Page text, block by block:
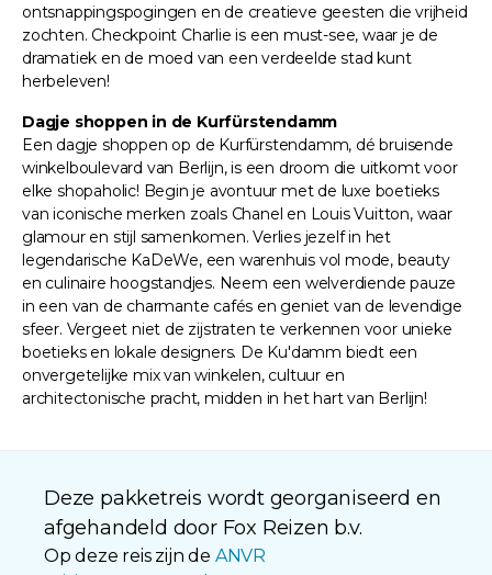
ontsnappingspogingen en de creatieve geesten die vrijheid
zochten. Checkpoint Charlie is een must-see, waar je de
dramatiek en de moed van een verdeelde stad kunt
herbeleven!
Dagje shoppen in de Kurfürstendamm
Een dagje shoppen op de Kurfürstendamm, dé bruisende
winkelboulevard van Berlijn, is een droom die uitkomt voor
elke shopaholic! Begin je avontuur met de luxe boetieks
van iconische merken zoals Chanel en Louis Vuitton, waar
glamour en stijl samenkomen. Verlies jezelf in het
legendarische KaDeWe, een warenhuis vol mode, beauty
en culinaire hoogstandjes. Neem een welverdiende pauze
in een van de charmante cafés en geniet van de levendige
sfeer. Vergeet niet de zijstraten te verkennen voor unieke
boetieks en lokale designers. De Ku'damm biedt een
onvergetelijke mix van winkelen, cultuur en
architectonische pracht, midden in het hart van Berlijn!
Deze pakketreis wordt georganiseerd en
afgehandeld door Fox Reizen b.v.
Op deze reis zijn de ANVR